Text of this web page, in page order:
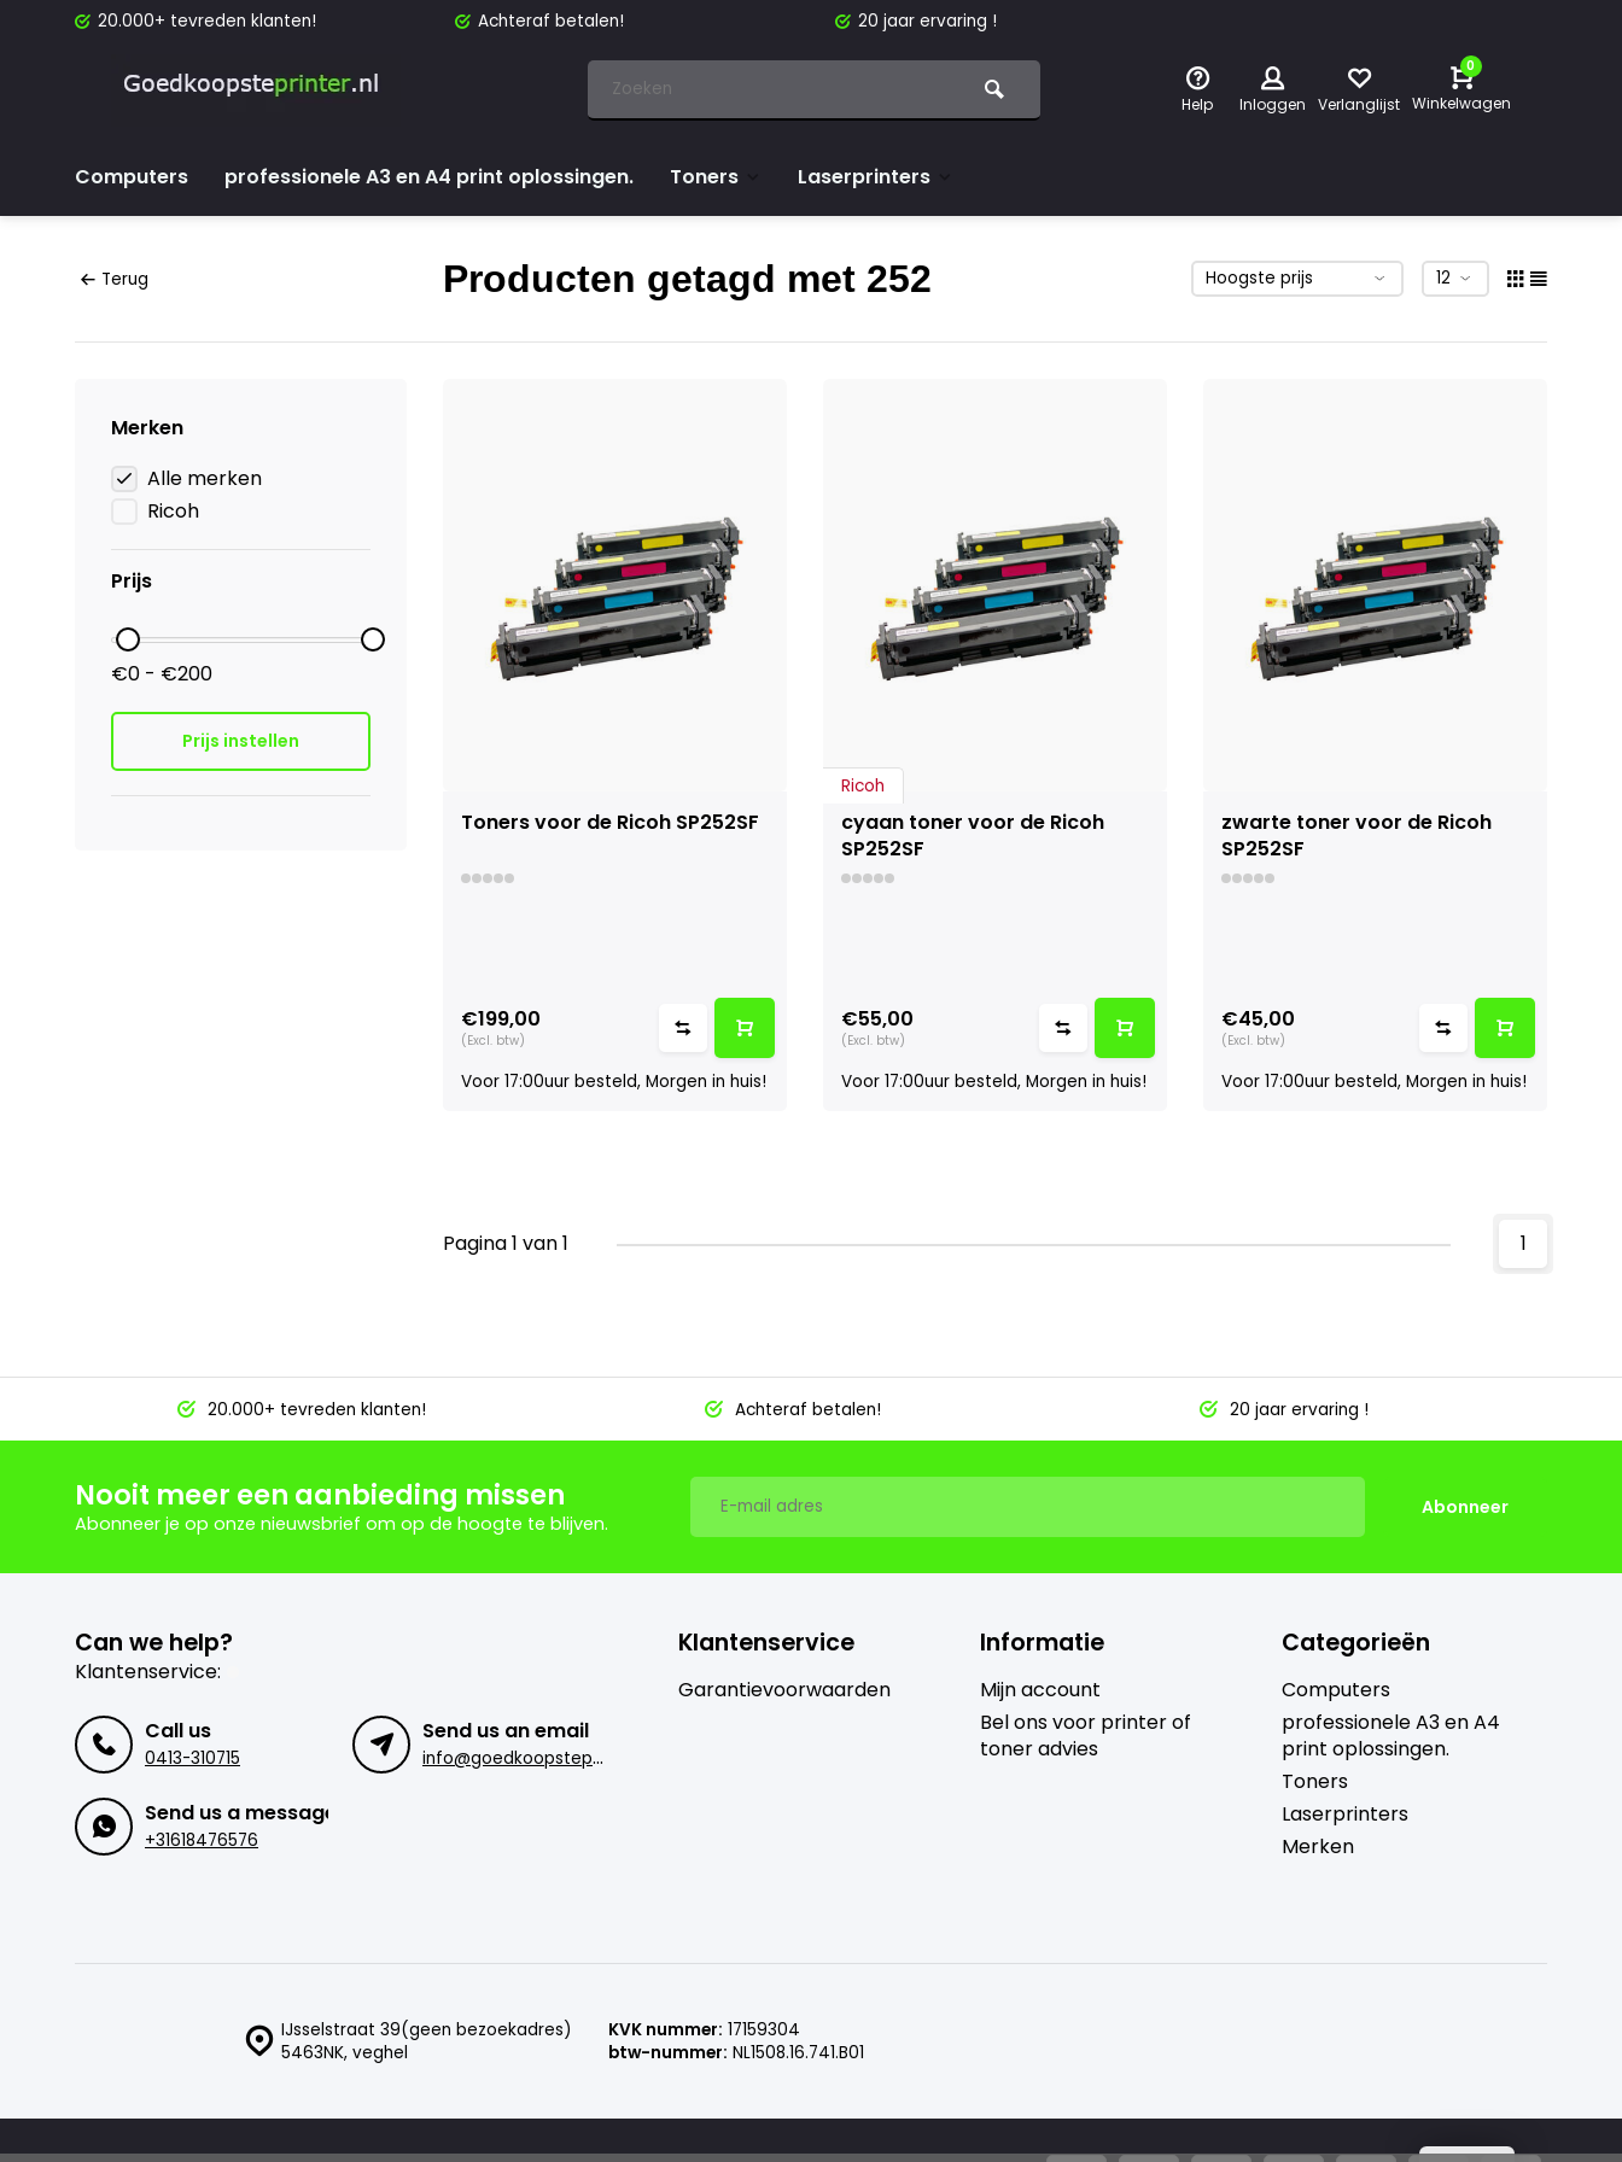
20.000+ tevreden klanten! Achteraf betalen! 20 jaar ervaring !
Help Inloggen Verlanglijst
0
Winkelwagen
Computers professionele A3 en A4 print oplossingen. Toners Laserprinters
Terug Producten getagd met 252
Merken
Alle merken
Ricoh
Prijs
€0 - €200
Prijs instellen
Toners voor de Ricoh SP252SF
€199,00
(Excl. btw)
Voor 17:00uur besteld, Morgen in huis!
Ricoh
cyaan toner voor de Ricoh
SP252SF
€55,00
(Excl. btw)
Voor 17:00uur besteld, Morgen in huis!
zwarte toner voor de Ricoh
SP252SF
€45,00
(Excl. btw)
Voor 17:00uur besteld, Morgen in huis!
Pagina 1 van 1 1
20.000+ tevreden klanten! Achteraf betalen! 20 jaar ervaring !
Nooit meer een aanbieding missen
Abonneer je op onze nieuwsbrief om op de hoogte te blijven.
Abonneer
Can we help?
Klantenservice:
Call us
0413-310715
Send us an email
i
nfo@goedkoopsteprinter.nl
Send us a message
+31618476576
Klantenservice
Garantievoorwaarden
Informatie
Mijn account
Bel ons voor printer of
toner advies
Categorieën
Computers
professionele A3 en A4
print oplossingen.
Toners
Laserprinters
Merken
IJsselstraat 39(geen bezoekadres)
5463NK, veghel
KVK nummer: 17159304
btw-nummer: NL1508.16.741.B01